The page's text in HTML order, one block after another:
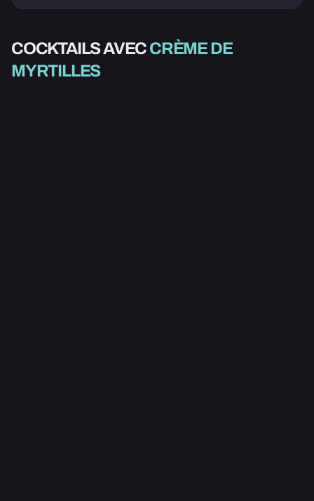
COCKTAILS AVECCRÈME DE
MYRTILLES
ALCOOLISÉ
PURPLE VODKA